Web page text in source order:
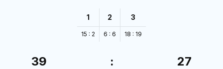
1
15 : 2
2
6 : 6
3
18 : 19
39 : 27